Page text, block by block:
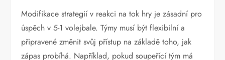
Modifikace strategií v reakci na tok hry je zásadní pro
úspěch v 5-1 volejbale. Týmy musí být flexibilní a
připravené změnit svůj přístup na základě toho, jak
zápas probíhá. Například, pokud soupeřící tým má